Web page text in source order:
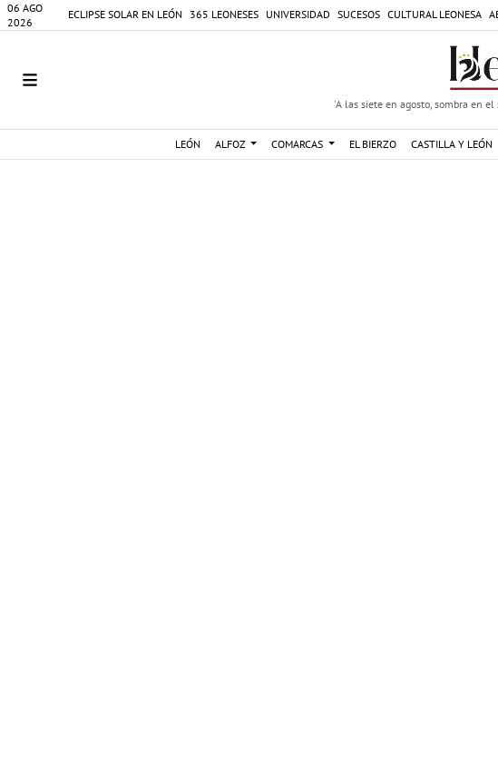
06 AGO
2026
ECLIPSE SOLAR EN LEÓN 365 LEONESES UNIVERSIDAD SUCESOS CULTURAL LEONESA
'A las siete en agosto, sombra en el
LEÓN ALFOZ COMARCAS EL BIERZO CASTILLA Y LEÓN